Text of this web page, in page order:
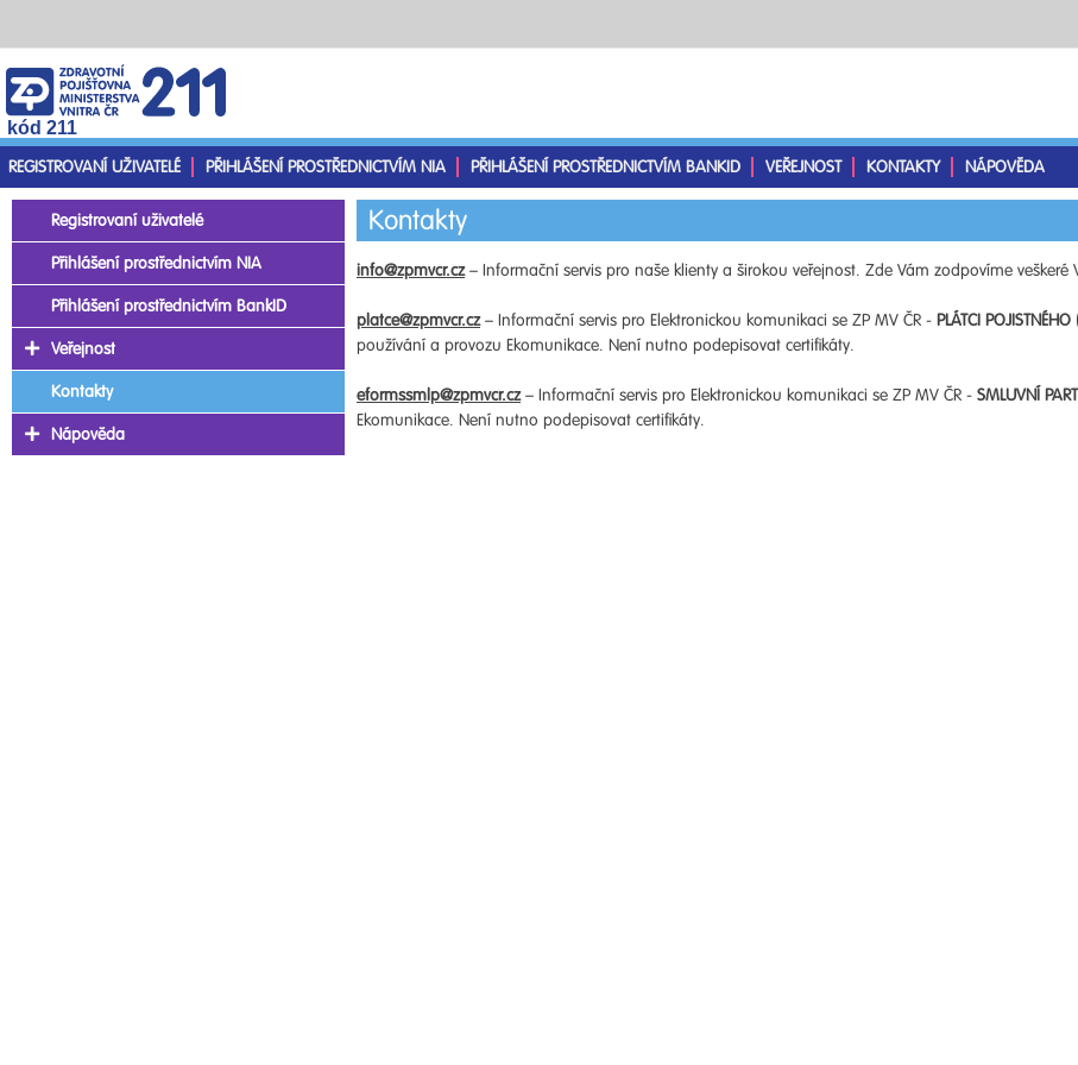
kód 211
REGISTROVANÍ UŽIVATELÉ
PŘIHLÁŠENÍ PROSTŘEDNICTVÍM NIA PŘIHLÁŠENÍ PROSTŘEDNICTVÍM BANKID VEŘEJNOST KONTAKTY NÁPOVĚDA
Kontakty
info@zpmvcr.cz– Informační servis pro naše klienty a širokou veřejnost. Zde Vám zodpovíme
platce@zpmvcr.cz– Informační servis pro Elektronickou komunikaci se ZP MV ČR - PLÁTCI
používání a provozu Ekomunikace. Není nutno podepisovat certifikáty.
eformssmlp@zpmvcr.cz– Informační servis pro Elektronickou komunikaci se ZP MV ČR - SMLUVNÍ
Ekomunikace. Není nutno podepisovat certifikáty.
Registrovaní uživatelé
Přihlášení prostřednictvím NIA
Přihlášení prostřednictvím BankID
Veřejnost
Kontakty
Nápověda